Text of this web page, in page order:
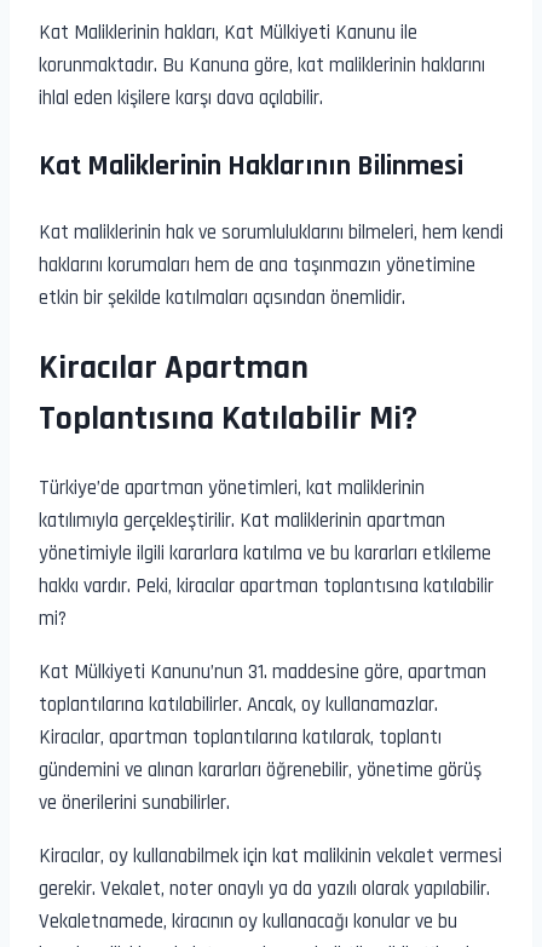
Kat Maliklerinin hakları, Kat Mülkiyeti Kanunu ile
korunmaktadır. Bu Kanuna göre, kat maliklerinin haklarını
ihlal eden kişilere karşı dava açılabilir.
Kat Maliklerinin Haklarının Bilinmesi
Kat maliklerinin hak ve sorumluluklarını bilmeleri, hem kendi
haklarını korumaları hem de ana taşınmazın yönetimine
etkin bir şekilde katılmaları açısından önemlidir.
Kiracılar Apartman
Toplantısına Katılabilir Mi?
Türkiye’de apartman yönetimleri, kat maliklerinin
katılımıyla gerçekleştirilir. Kat maliklerinin apartman
yönetimiyle ilgili kararlara katılma ve bu kararları etkileme
hakkı vardır. Peki, kiracılar apartman toplantısına katılabilir
mi?
Kat Mülkiyeti Kanunu’nun 31. maddesine göre, apartman
toplantılarına katılabilirler. Ancak, oy kullanamazlar.
Kiracılar, apartman toplantılarına katılarak, toplantı
gündemini ve alınan kararları öğrenebilir, yönetime görüş
ve önerilerini sunabilirler.
Kiracılar, oy kullanabilmek için kat malikinin vekalet vermesi
gerekir. Vekalet, noter onaylı ya da yazılı olarak yapılabilir.
Vekaletnamede, kiracının oy kullanacağı konular ve bu